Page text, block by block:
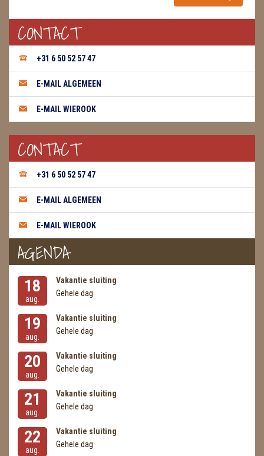
VLINDERS
WIEROOK, OLIE & TOEBEHOREN
ZAKJES WATER ELIXERS
CONTACT
+31 6 50 52 57 47
E-MAIL ALGEMEEN
E-MAIL WIEROOK
CONTACT
+31 6 50 52 57 47
E-MAIL ALGEMEEN
E-MAIL WIEROOK
AGENDA
18
aug.
Vakantie sluiting
Gehele dag
19
aug.
Vakantie sluiting
Gehele dag
20
aug.
Vakantie sluiting
Gehele dag
21
aug.
Vakantie sluiting
Gehele dag
22
aug.
Vakantie sluiting
Gehele dag